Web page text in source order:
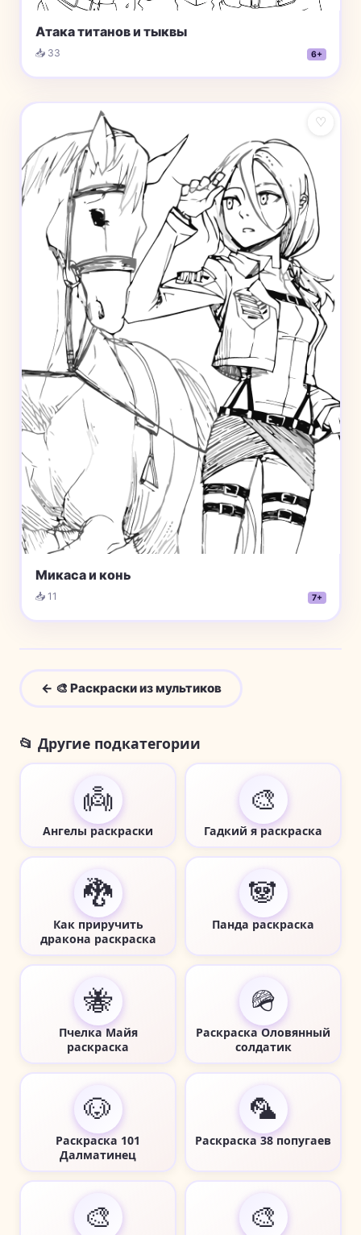
Атака титанов и тыквы
📥 33 6+
♡
Микаса и конь
📥 11 7+
← 🎨 Раскраски из мультиков
📂 Другие подкатегории
👼
Ангелы раскраски
🎨
Гадкий я раскраска
🐉
Как приручить
дракона раскраска
🐼
Панда раскраска
🐝
Пчелка Майя
раскраска
🪖
Раскраска Оловянный
солдатик
🐶
Раскраска 101
Далматинец
🦜
Раскраска 38 попугаев
🎨 🎨